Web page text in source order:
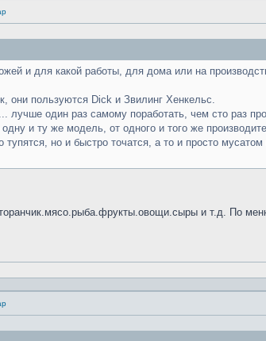
и для какой работы, для дома или на
они пользуются Dick и Звилинг Хенкельс.
лучше один раз самому поработать, чем сто раз
и ту же модель, от одного и того же
тупятся, но и быстро точатся, а то и просто
и т.д. По